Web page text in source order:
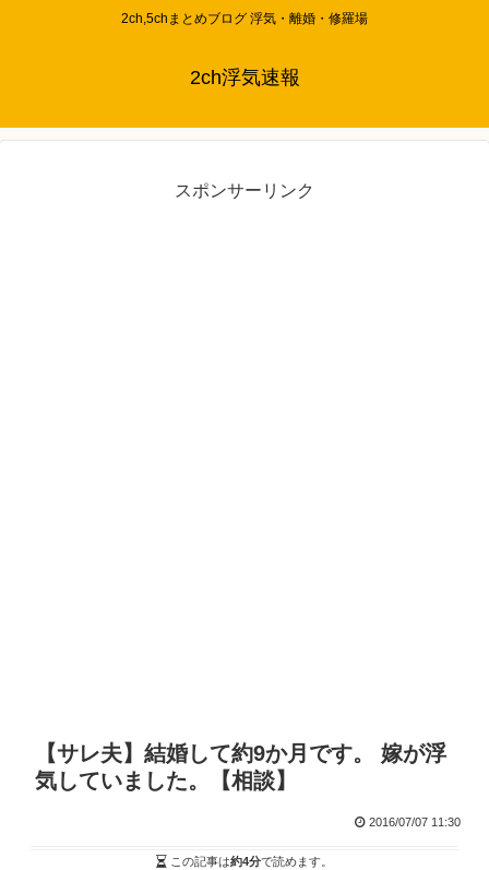
2ch,5chまとめブログ 浮気・離婚・修羅場
2ch浮気速報
スポンサーリンク
【サレ夫】結婚して約9か月です。 嫁が浮
気していました。【相談】
2016/07/07 11:30
この記事は約4分で読めます。